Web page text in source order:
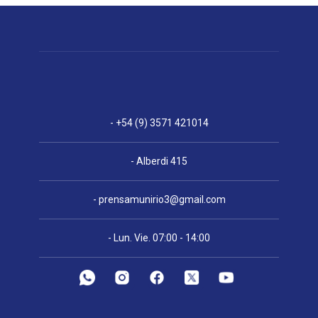
- +54 (9) 3571 421014
- Alberdi 415
- prensamunirio3@gmail.com
- Lun. Vie. 07:00 - 14:00